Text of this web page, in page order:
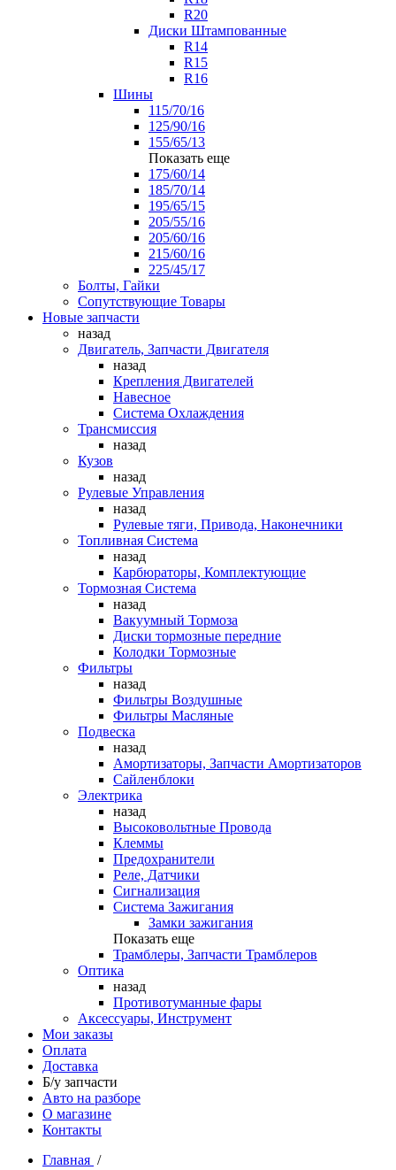
R20
Диски Штампованные
R14
R15
R16
Шины
115/70/16
125/90/16
155/65/13
Показать еще
175/60/14
185/70/14
195/65/15
205/55/16
205/60/16
215/60/16
225/45/17
Болты, Гайки
Сопутствующие Товары
Новые запчасти
назад
Двигатель, Запчасти Двигателя
назад
Крепления Двигателей
Навесное
Система Охлаждения
Трансмиссия
назад
Кузов
назад
Рулевые Управления
назад
Рулевые тяги, Привода, Наконечники
Топливная Система
назад
Карбюраторы, Комплектующие
Тормозная Система
назад
Вакуумный Тормоза
Диски тормозные передние
Колодки Тормозные
Фильтры
назад
Фильтры Воздушные
Фильтры Масляные
Подвеска
назад
Амортизаторы, Запчасти Амортизаторов
Сайленблоки
Электрика
назад
Высоковольтные Провода
Клеммы
Предохранители
Реле, Датчики
Сигнализация
Система Зажигания
Замки зажигания
Показать еще
Трамблеры, Запчасти Трамблеров
Оптика
назад
Противотуманные фары
Аксессуары, Инструмент
Мои заказы
Оплата
Доставка
Б/у запчасти
Авто на разборе
О магазине
Контакты
Главная /